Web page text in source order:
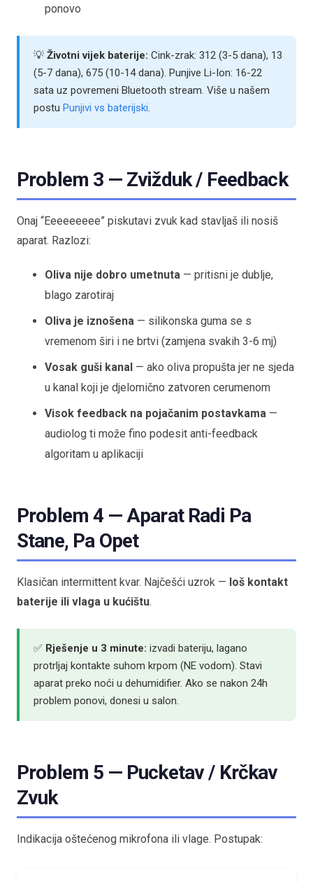
ponovo
💡 Životni vijek baterije: Cink-zrak: 312 (3-5 dana), 13
(5-7 dana), 675 (10-14 dana). Punjive Li-Ion: 16-22
sata uz povremeni Bluetooth stream. Više u našem
postu Punjivi vs baterijski.
Problem 3 — Zvižduk / Feedback
Onaj “Eeeeeeeee” piskutavi zvuk kad stavljaš ili nosiš
aparat. Razlozi:
Oliva nije dobro umetnuta — pritisni je dublje,
blago zarotiraj
Oliva je iznošena — silikonska guma se s
vremenom širi i ne brtvi (zamjena svakih 3-6 mj)
Vosak guši kanal — ako oliva propušta jer ne sjeda
u kanal koji je djelomično zatvoren cerumenom
Visok feedback na pojačanim postavkama —
audiolog ti može fino podesit anti-feedback
algoritam u aplikaciji
Problem 4 — Aparat Radi Pa
Stane, Pa Opet
Klasičan intermittent kvar. Najčešći uzrok — loš kontakt
baterije ili vlaga u kućištu.
✅ Rješenje u 3 minute: izvadi bateriju, lagano
protrljaj kontakte suhom krpom (NE vodom). Stavi
aparat preko noći u dehumidifier. Ako se nakon 24h
problem ponovi, donesi u salon.
Problem 5 — Pucketav / Krčkav
Zvuk
Indikacija oštećenog mikrofona ili vlage. Postupak: